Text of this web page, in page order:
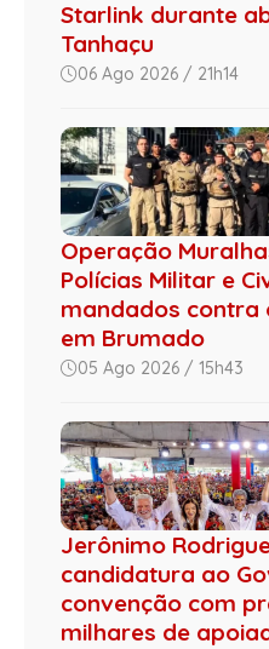
Starlink durante
Tanhaçu
06 Ago 2026 / 21h14
Operação
Polícias Militar e
mandados
em Brumado
05 Ago 2026 / 15h43
Jerônimo
candidatura ao
convenção com
milhares de